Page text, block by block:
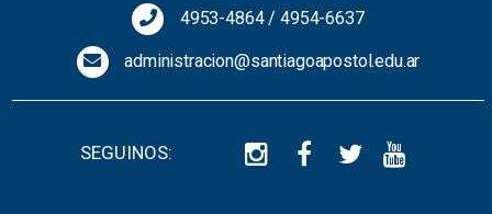
4953-4864/4954-6637
administracion@santiagoapostol.edu.ar
SEGUINOS: